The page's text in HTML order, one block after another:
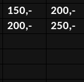
150,-
200,-
200,- 250,-